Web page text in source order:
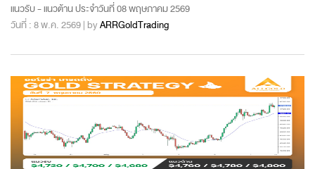
แนวรับ - แนวต้าน ประจำวันที่ 08 พฤษภาคม 2569
วันที่ : 8 พ.ค. 2569 | byARRGoldTrading